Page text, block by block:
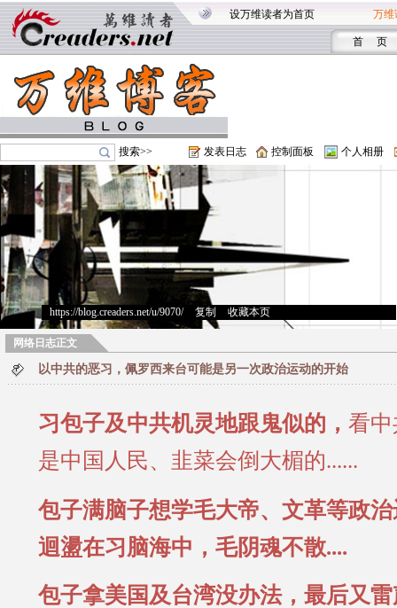
设万维读者为首页 万维
首 页
搜索>> 发表日志 控制面板 个人相册
https://blog.creaders.net/u/9070/> 复制 收藏本页
网络日志正文
以中共的恶习，佩罗西来台可能是另一次政治运动的开始
习包子及中共机灵地跟鬼似的， 看
是中国人民、韭菜会倒大楣的......
包子满脑子想学毛大帝、文革等政
迴盪在习脑海中，毛阴魂不散....
包子拿美国及台湾没办法，最后又雷